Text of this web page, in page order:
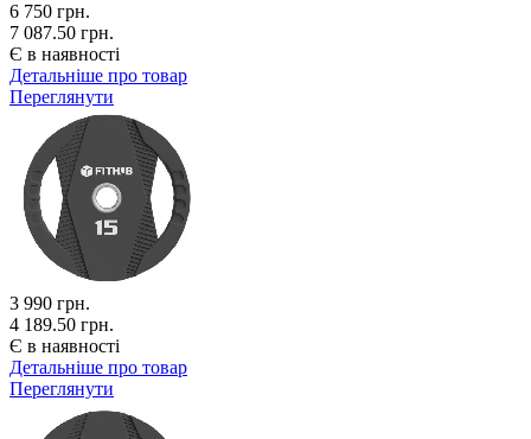
6 750 грн.
7 087.50 грн.
Є в наявності
Детальніше про товар
Переглянути
3 990 грн.
4 189.50 грн.
Є в наявності
Детальніше про товар
Переглянути